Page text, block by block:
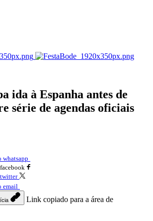
ida à Espanha antes de
série de agendas oficiais
whatsapp
email
Link copiado para a área de